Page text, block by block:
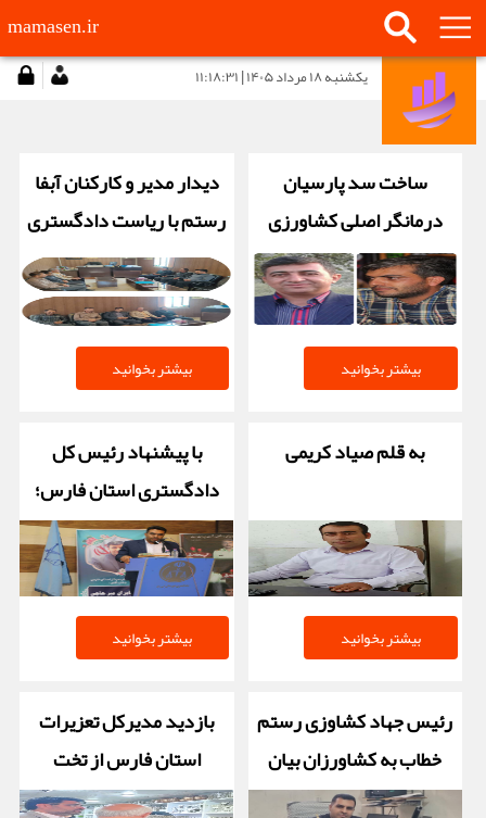
mamasen.ir
يكشنبه ۱۸ مرداد ۱۴۰۵ | ۱۱:۱۸:۳۱
ساخت سد پارسیان
درمانگر اصلی کشاورزی
ممسنی و رستم نیست
بیشتر بخوانید
دیدار مدیر و کارکنان آبفا
رستم با ریاست دادگستری
شهرستان
بیشتر بخوانید
به قلم صیاد کریمی
بیشتر بخوانید
با پیشنهاد رئیس کل
دادگستری استان فارس؛
بیشتر بخوانید
رئیس جهاد کشاوزی رستم
خطاب به کشاورزان بیان
داشت
بازدید مدیرکل تعزیرات
استان فارس از تخت
جمشید